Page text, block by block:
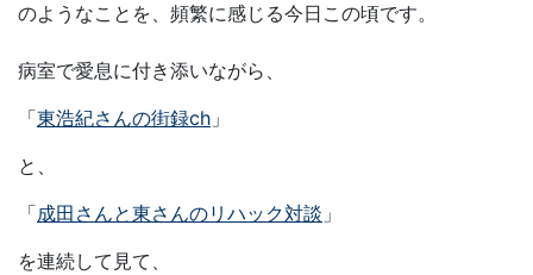
のようなことを、頻繁に感じる今日この頃です。
病室で愛息に付き添いながら、
「東浩紀さんの街録ch 」
と、
「成田さんと東さんのリハック対談 」
を連続して見て、